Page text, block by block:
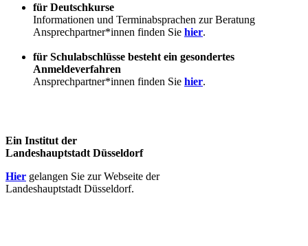
für Deutschkurse
Informationen und Terminabsprachen zur Beratung
Ansprechpartner*innen finden Sie hier.
für Schulabschlüsse besteht ein gesondertes
Anmeldeverfahren
Ansprechpartner*innen finden Sie hier.
Ein Institut der
Landeshauptstadt Düsseldorf
Hier gelangen Sie zur Webseite der
Landeshauptstadt Düsseldorf.